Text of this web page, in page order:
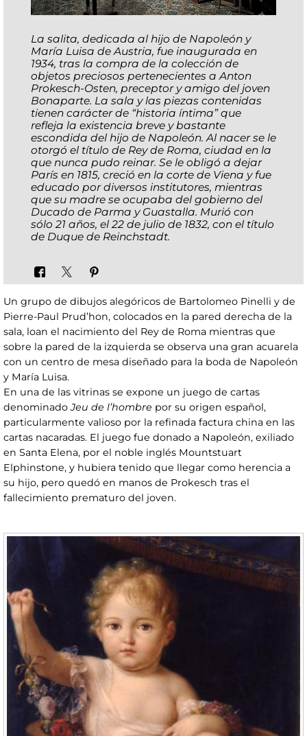
La salita, dedicada al hijo de Napoleón y
María Luisa de Austria, fue inaugurada en
1934, tras la compra de la colección de
objetos preciosos pertenecientes a Anton
Prokesch-Osten, preceptor y amigo del joven
Bonaparte. La sala y las piezas contenidas
tienen carácter de “historia íntima” que
refleja la existencia breve y bastante
escondida del hijo de Napoleón. Al nacer se le
otorgó el título de Rey de Roma, ciudad en la
que nunca pudo reinar. Se le obligó a dejar
París en 1815, creció en la corte de Viena y fue
educado por diversos institutores, mientras
que su madre se ocupaba del gobierno del
Ducado de Parma y Guastalla. Murió con
sólo 21 años, el 22 de julio de 1832, con el título
de Duque de Reinchstadt.
Un grupo de dibujos alegóricos de Bartolomeo Pinelli y de
Pierre-Paul Prud’hon, colocados en la pared derecha de la
sala, loan el nacimiento del Rey de Roma mientras que
sobre la pared de la izquierda se observa una gran acuarela
con un centro de mesa diseñado para la boda de Napoleón
y María Luisa.
En una de las vitrinas se expone un juego de cartas
denominadoJeu de l’hombre por su origen español,
particularmente valioso por la refinada factura china en las
cartas nacaradas. El juego fue donado a Napoleón, exiliado
en Santa Elena, por el noble inglés Mountstuart
Elphinstone, y hubiera tenido que llegar como herencia a
su hijo, pero quedó en manos de Prokesch tras el
fallecimiento prematuro del joven.